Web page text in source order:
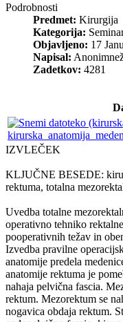
Podrobnosti
Predmet: Kirurgija
Kategorija:
Objavljeno: 17
Napisal:
Zadetkov: 4281
IZVLEČEK
KLJUČNE BESEDE:
rektuma, totalna
Uvedba totalne
operativno tehniko
pooperativnih težav in
Izvedba pravilne
anatomije predela
anatomije rektuma je
nahaja pelvična fascia.
rektum. Mezorektum se
nogavica obdaja rektum.